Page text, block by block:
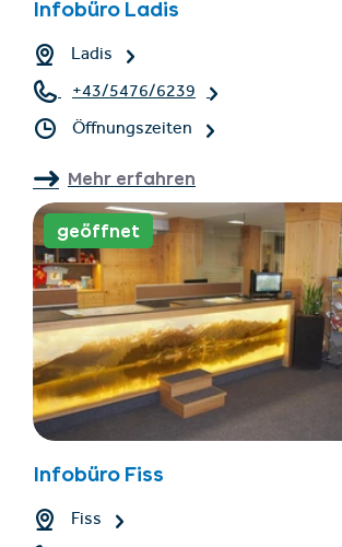
Infobüro Ladis
Ladis
+43/5476/6239
Öffnungszeiten
Mehr erfahren
geöffnet
Infobüro Fiss
Fiss